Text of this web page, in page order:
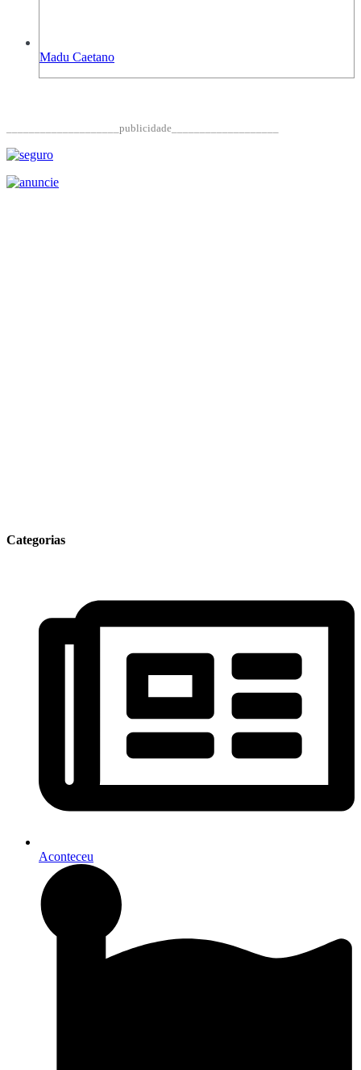
Madu Caetano
____________________publicidade___________________
Categorias
Aconteceu